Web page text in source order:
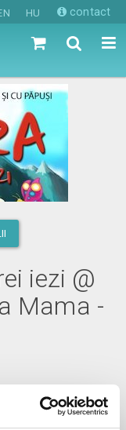
HU contact
iezi @
Mama -